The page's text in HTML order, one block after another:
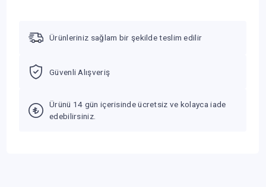
Ürünleriniz sağlam bir şekilde teslim edilir
Güvenli Alışveriş
Ürünü 14 gün içerisinde ücretsiz ve kolayca iade
edebilirsiniz.